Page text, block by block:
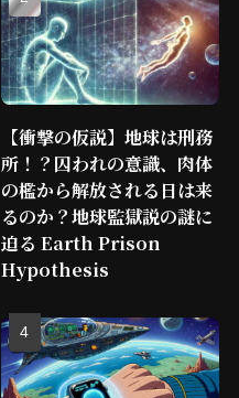
【衝撃の仮説】地球は刑務
所！？囚われの意識、肉体
の檻から解放される日は来
るのか？地球監獄説の謎に
迫る Earth Prison
Hypothesis